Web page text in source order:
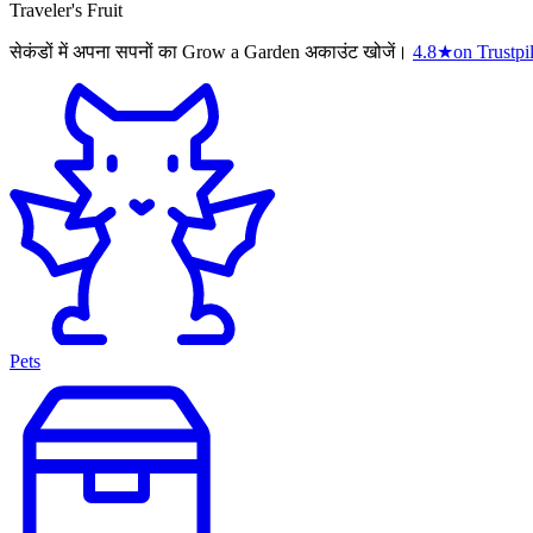
Traveler's Fruit
सेकंडों में अपना सपनों का Grow a Garden अकाउंट खोजें। 4.8★on
Pets